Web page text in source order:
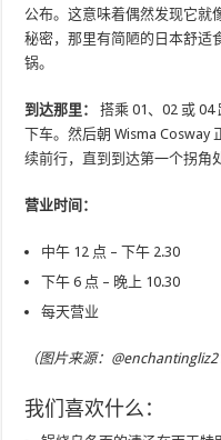
公布。这意味着偶然发现它就
秘密，那里有简陋的日本舒适
锅。
到达那里：搭乘 01、02 或 04
下车。然后朝 Wisma Cosway
续前行，直到到达第一个拐角
营业时间：
中午 12 点 – 下午 2.30
下午 6 点 – 晚上 10.30
每天营业
（图片来源：
我们喜欢什么：